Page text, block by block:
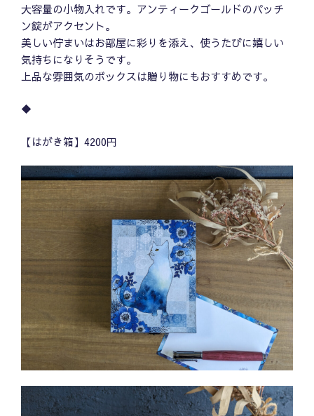
大容量の小物入れです。アンティークゴールドのパッチ
ン錠がアクセント。
美しい佇まいはお部屋に彩りを添え、使うたびに嬉しい
気持ちになりそうです。
上品な雰囲気のボックスは贈り物にもおすすめです。
◆
【はがき箱】4200円